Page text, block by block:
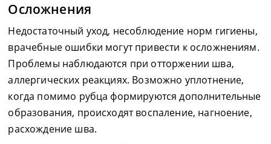
Осложнения
Недостаточный уход, несоблюдение норм гигиены,
врачебные ошибки могут привести к осложнениям.
Проблемы наблюдаются при отторжении шва,
аллергических реакциях. Возможно уплотнение,
когда помимо рубца формируются дополнительные
образования, происходят воспаление, нагноение,
расхождение шва.